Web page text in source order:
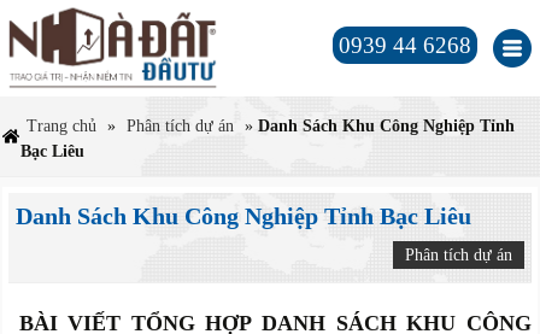
0939 44 6268
Trang chủ » Phân tích dự án »Danh Sách Khu Công Nghiệp Tỉnh
Bạc Liêu
Danh Sách Khu Công Nghiệp Tỉnh Bạc Liêu
Phân tích dự án
BÀI VIẾT TỔNG HỢPDANH SÁCH KHU CÔNG